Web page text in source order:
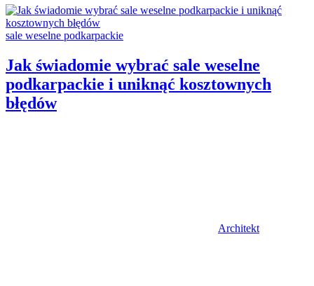
Categories:
sale weselne podkarpackie
Jak świadomie wybrać sale weselne
podkarpackie i uniknąć kosztownych
błędów
Architekt